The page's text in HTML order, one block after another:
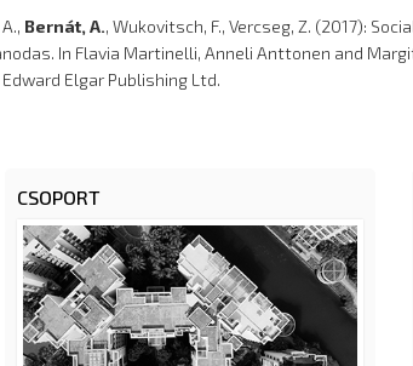
Bernát, A., Wukovitsch, F., Vercseg, Z. (2017):
In Flavia Martinelli, Anneli Anttonen and
Edward Elgar Publishing Ltd.
CSOPORT